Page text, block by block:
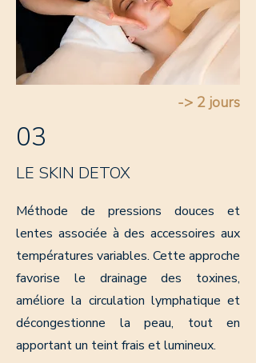
-> 2 jours
03
LE SKIN DETOX
Méthode de pressions douces et
lentes associée à des accessoires aux
températures variables. Cette approche
favorise le drainage des toxines,
améliore la circulation lymphatique et
décongestionne la peau, tout en
apportant un teint frais et lumineux.